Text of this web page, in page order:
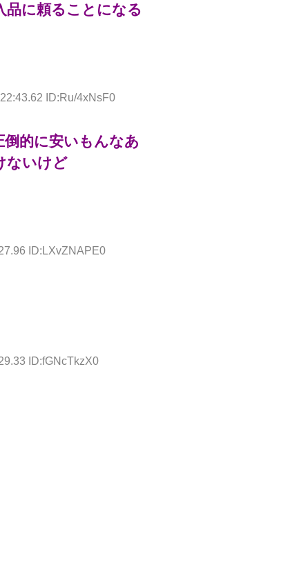
品に頼ることになる
ID:Ru/4xNsF0
的に安いもんなあ
ないけど
ID:LXvZNAPE0
ID:fGNcTkzX0